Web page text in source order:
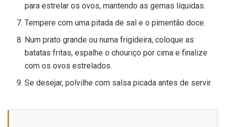
para estrelar os ovos, mantendo as gemas líquidas.
Tempere com uma pitada de sal e o pimentão doce.
Num prato grande ou numa frigideira, coloque as
batatas fritas, espalhe o chouriço por cima e finalize
com os ovos estrelados.
Se desejar, polvilhe com salsa picada antes de servir.